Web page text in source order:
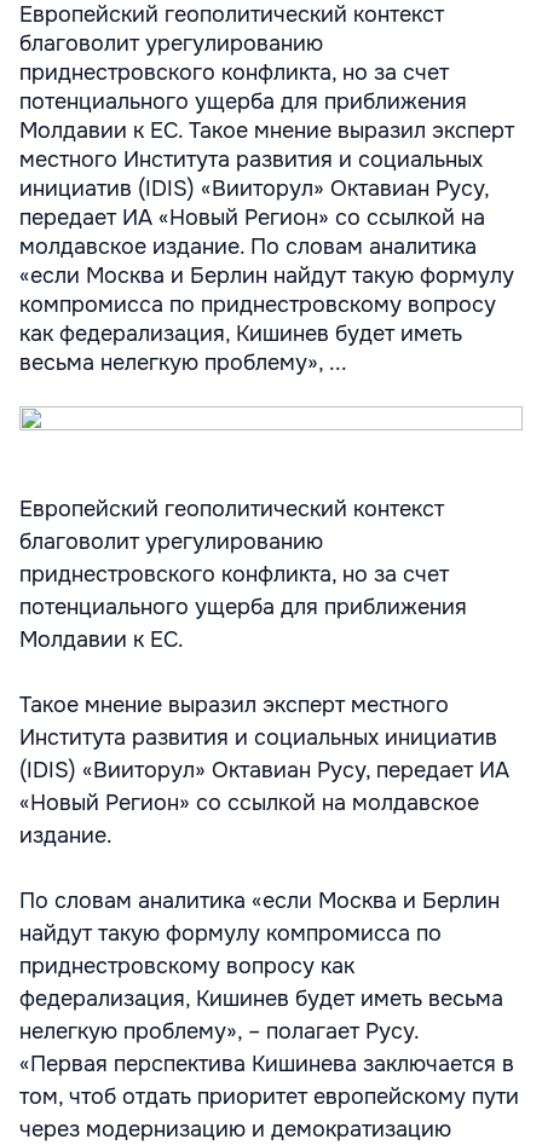
Европейский геополитический контекст
благоволит урегулированию
приднестровского конфликта, но за счет
потенциального ущерба для приближения
Молдавии к ЕС. Такое мнение выразил эксперт
местного Института развития и социальных
инициатив (IDIS) «Вииторул» Октавиан Русу,
передает ИА «Новый Регион» со ссылкой на
молдавское издание. По словам аналитика
«если Москва и Берлин найдут такую формулу
компромисса по приднестровскому вопросу
как федерализация, Кишинев будет иметь
весьма нелегкую проблему», ...
Европейский геополитический контекст
благоволит урегулированию
приднестровского конфликта, но за счет
потенциального ущерба для приближения
Молдавии к ЕС.
Такое мнение выразил эксперт местного
Института развития и социальных инициатив
(IDIS) «Вииторул» Октавиан Русу, передает ИА
«Новый Регион» со ссылкой на молдавское
издание.
По словам аналитика «если Москва и Берлин
найдут такую формулу компромисса по
приднестровскому вопросу как
федерализация, Кишинев будет иметь весьма
нелегкую проблему», – полагает Русу.
«Первая перспектива Кишинева заключается в
том, чтоб отдать приоритет европейскому пути
через модернизацию и демократизацию